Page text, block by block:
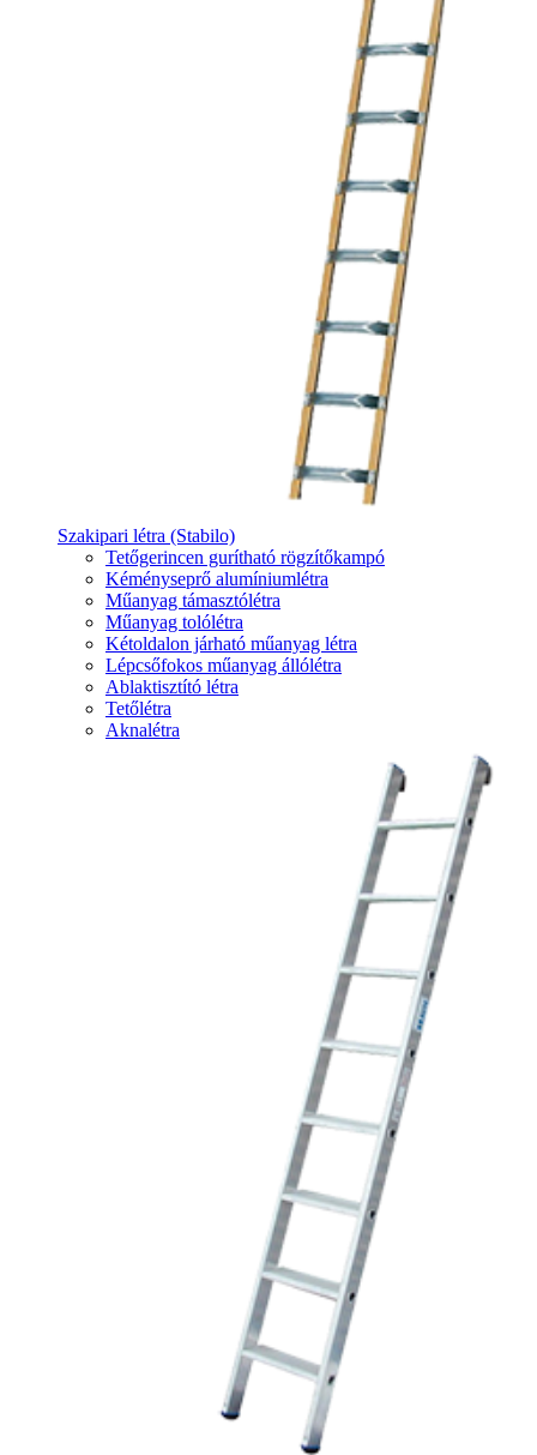
Szakipari létra (Stabilo)
Tetőgerincen gurítható rögzítőkampó
Kéményseprő alumíniumlétra
Műanyag támasztólétra
Műanyag tolólétra
Kétoldalon járható műanyag létra
Lépcsőfokos műanyag állólétra
Ablaktisztító létra
Tetőlétra
Aknalétra